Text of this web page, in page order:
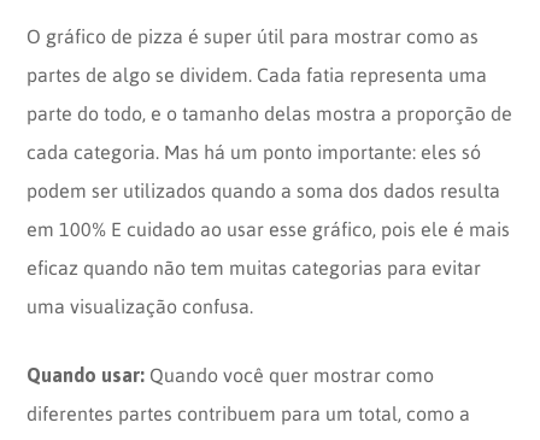
O gráfico de pizza é super útil para mostrar como as
partes de algo se dividem. Cada fatia representa uma
parte do todo, e o tamanho delas mostra a proporção de
cada categoria. Mas há um ponto importante: eles só
podem ser utilizados quando a soma dos dados resulta
em 100% E cuidado ao usar esse gráfico, pois ele é mais
eficaz quando não tem muitas categorias para evitar
uma visualização confusa.
Quando usar: Quando você quer mostrar como
diferentes partes contribuem para um total, como a